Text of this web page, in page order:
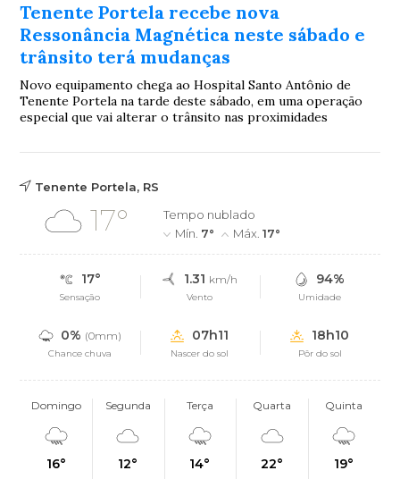
Tenente Portela recebe nova
Ressonância Magnética neste sábado e
trânsito terá mudanças
Novo equipamento chega ao Hospital Santo Antônio de
Tenente Portela na tarde deste sábado, em uma operação
especial que vai alterar o trânsito nas proximidades
Tenente Portela, RS
17°
Tempo nublado
Mín. 7° Máx.17°
17°
Sensação
1.31 km/h
Vento
94%
Umidade
0% (0mm)
Chance chuva
07h11
Nascer do sol
18h10
Pôr do sol
Domingo
16°
Segunda
12°
Terça
14°
Quarta
22°
Quinta
19°